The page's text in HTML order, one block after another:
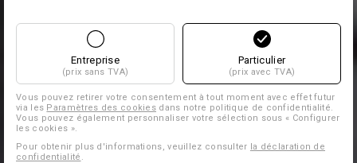
Entreprise
(prix sans TVA)
Particulier
(prix avec TVA)
Vous pouvez retirer votre consentement à tout moment avec effet futur
via les Paramètres des cookies dans notre politique de confidentialité.
Vous pouvez également personnaliser votre sélection sous « Configurer
les cookies ».
Pour obtenir plus d'informations, veuillez consulter la déclaration de
confidentialité .